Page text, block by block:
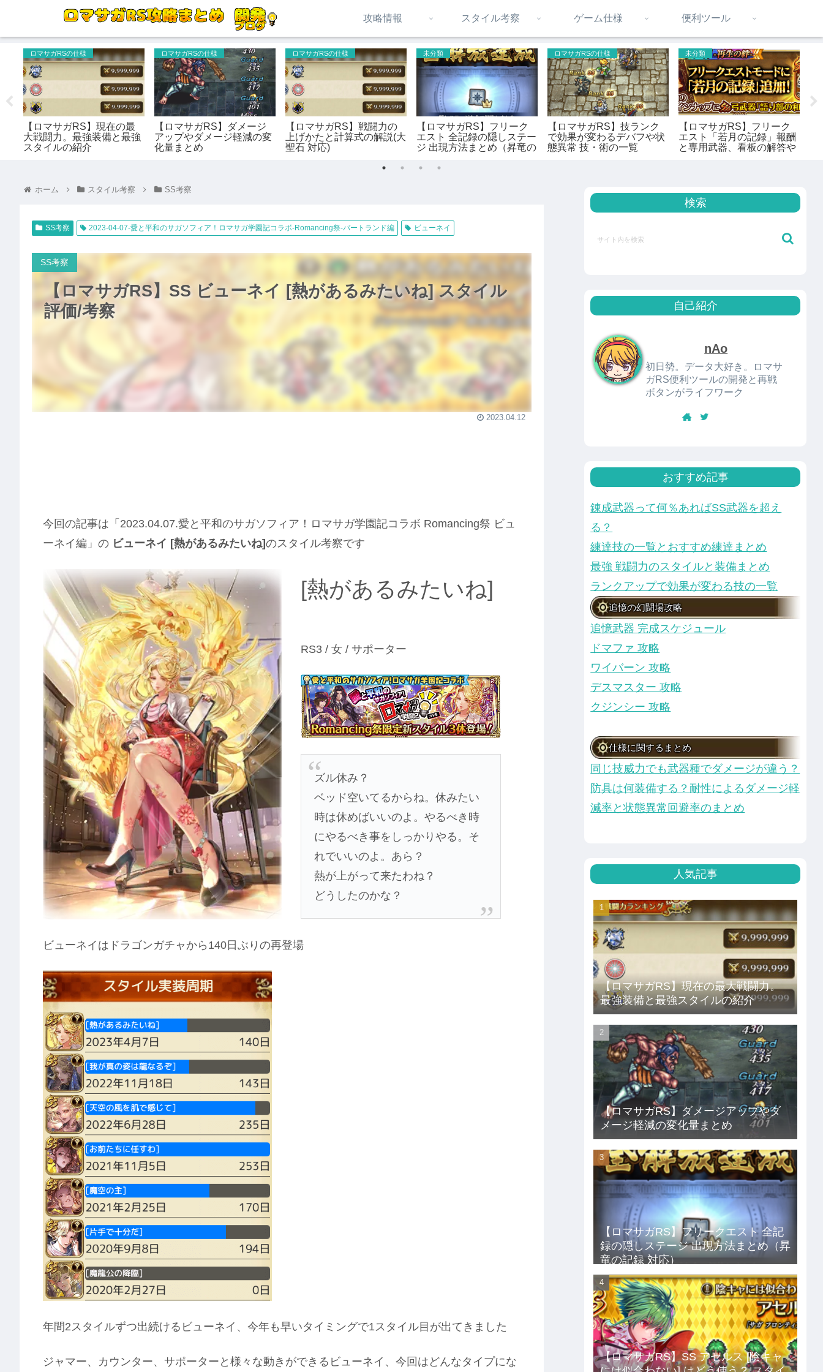
攻略情報 スタイル考察 ゲーム仕様 便利ツール
ロマサガRSの仕様
【ロマサガRS】現在の最
大戦闘力。最強装備と最強
スタイルの紹介
ロマサガRSの仕様
【ロマサガRS】ダメージ
アップやダメージ軽減の変
化量まとめ
ロマサガRSの仕様
【ロマサガRS】戦闘力の
上げかたと計算式の解説(大
聖石 対応)
未分類
【ロマサガRS】フリーク
エスト 全記録の隠しステー
ジ 出現方法まとめ（昇竜の
ロマサガRSの仕様
【ロマサガRS】技ランク
で効果が変わるデバフや状
態異常 技・術の一覧
未分類
【ロマサガRS】フリーク
エスト「若月の記録」報酬
と専用武器、看板の解答や
ホーム スタイル考察 SS考察
SS考察 2023-04-07-愛と平和のサガソフィア！ロマサガ学園記コラボ-Romancing祭-バートランド編 ビューネイ
【ロマサガRS】SS ビューネイ [熱があるみたいね] スタイル
評価/考察
SS考察
2023.04.12
今回の記事は「2023.04.07.愛と平和のサガソフィア！ロマサガ学園記コラボ Romancing祭 ビュ
ーネイ編」のビューネイ [熱があるみたいね]のスタイル考察です
[熱があるみたいね]
RS3 / 女 / サポーター
ズル休み？
ベッド空いてるからね。休みたい
時は休めばいいのよ。やるべき時
にやるべき事をしっかりやる。そ
れでいいのよ。あら？
熱が上がって来たわね？
どうしたのかな？
ビューネイはドラゴンガチャから140日ぶりの再登場
年間2スタイルずつ出続けるビューネイ、今年も早いタイミングで1スタイル目が出てきました
ジャマー、カウンター、サポーターと様々な動きができるビューネイ、今回はどんなタイプにな
検索
自己紹介
nAo
初日勢。データ大好き。ロマサ
ガRS便利ツールの開発と再戦
ボタンがライフワーク
おすすめ記事
錬成武器って何％あればSS武器を超え
る？
練達技の一覧とおすすめ練達まとめ
最強 戦闘力のスタイルと装備まとめ
ランクアップで効果が変わる技の一覧
追憶の幻闘場攻略
追憶武器 完成スケジュール
ドマファ 攻略
ワイバーン 攻略
デスマスター 攻略
クジンシー 攻略
仕様に関するまとめ
同じ技威力でも武器種でダメージが違う？
防具は何装備する？耐性によるダメージ軽
減率と状態異常回避率のまとめ
人気記事
【ロマサガRS】現在の最大戦闘力。
最強装備と最強スタイルの紹介
【ロマサガRS】ダメージアップやダ
メージ軽減の変化量まとめ
【ロマサガRS】フリークエスト 全記
録の隠しステージ 出現方法まとめ（昇
竜の記録 対応）
【ロマサガRS】SS アセルス [陰キャ